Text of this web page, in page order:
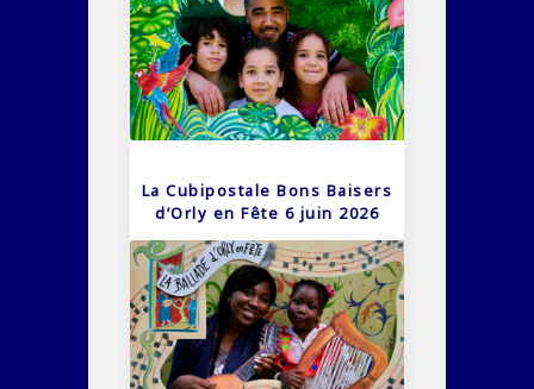
La Cubipostale Bons Baisers
d’Orly en Fête 6 juin 2026